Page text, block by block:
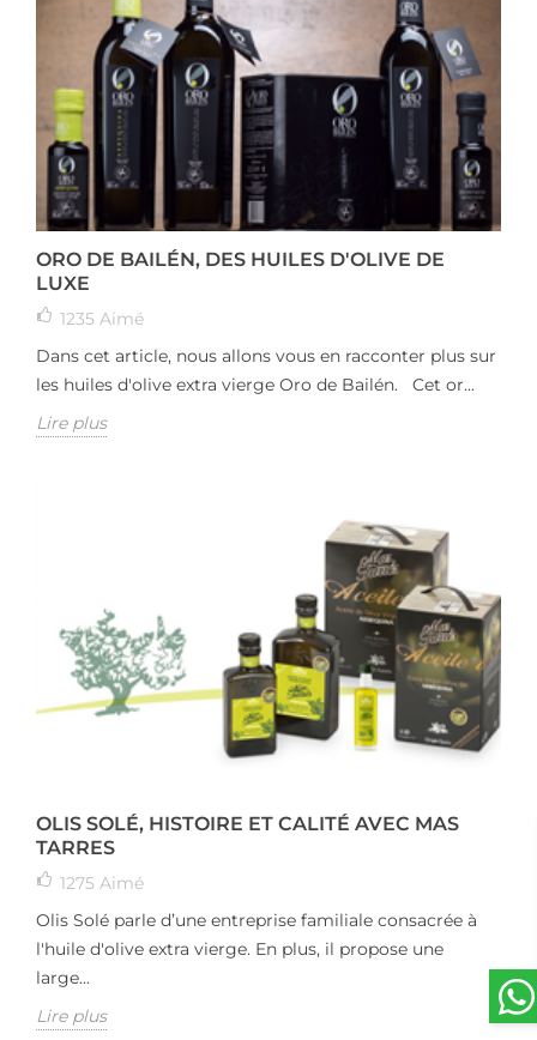
ORO DE BAILÉN, DES HUILES D'OLIVE DE
LUXE
1235 Aimé
Dans cet article, nous allons vous en racconter plus sur
les huiles d'olive extra vierge Oro de Bailén. Cet or...
Lire plus
OLIS SOLÉ, HISTOIRE ET CALITÉ AVEC MAS
TARRES
1275 Aimé
Olis Solé parle d’une entreprise familiale consacrée à
l'huile d'olive extra vierge. En plus, il propose une
large...
Lire plus